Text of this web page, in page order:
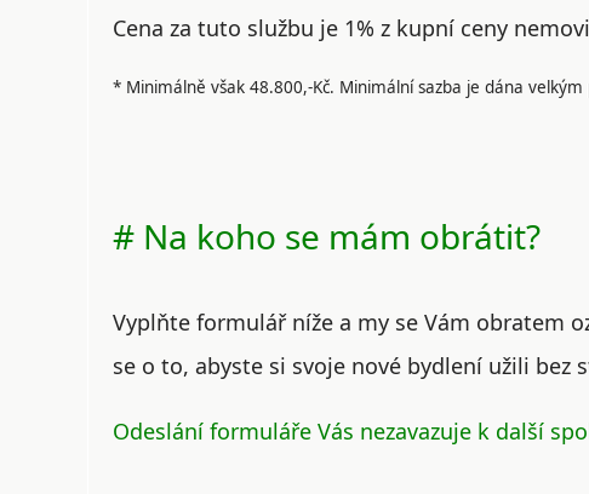
Cena za tuto službu je 1% z kupní ceny
* Minimálně však 48.800,-Kč. Minimální sazba je dána
# Na koho se mám obrátit?
Vyplňte formulář níže a my se Vám obratem
se o to, abyste si svoje nové bydlení užili bez
Odeslání formuláře Vás nezavazuje k další